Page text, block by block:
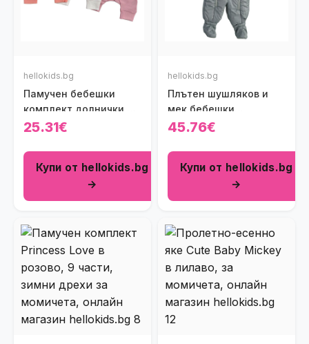
hellokids.bg
Памучен бебешки
комплект долнички от
ОРГАНИЧЕН ПАМУК с
25.31€
Купи от hellokids.bg
→
hellokids.bg
Плътен шушляков и
мек бебешки
космонавт в зелено
45.76€
Купи от hellokids.bg
→